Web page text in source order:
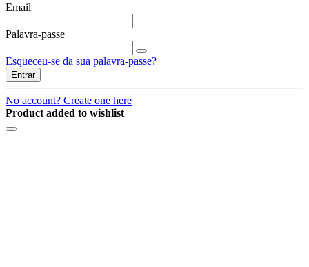
Email
Palavra-passe
Esqueceu-se da sua palavra-passe?
Entrar
No account? Create one here
Product added to wishlist